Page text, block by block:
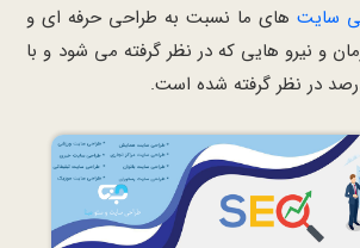
سایت های ما نسبت به طراحی حرفه ای و
و نیرو هایی که در نظر گرفته می شود و با